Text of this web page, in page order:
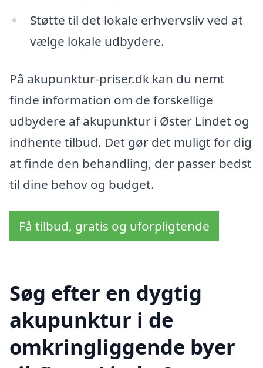
Støtte til det lokale erhvervsliv ved at
vælge lokale udbydere.
På akupunktur-priser.dk kan du nemt
finde information om de forskellige
udbydere af akupunktur i Øster Lindet og
indhente tilbud. Det gør det muligt for dig
at finde den behandling, der passer bedst
til dine behov og budget.
Få tilbud, gratis og uforpligtende
Søg efter en dygtig
akupunktur i de
omkringliggende byer